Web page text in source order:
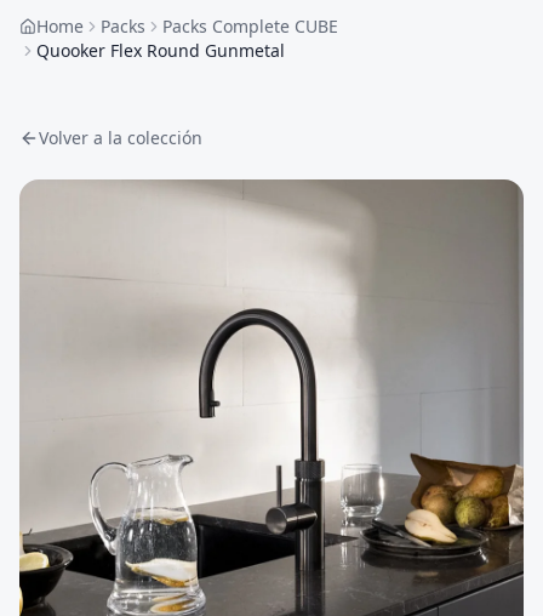
Home Packs
Packs Complete CUBE
Quooker Flex Round Gunmetal
Volver a la colección